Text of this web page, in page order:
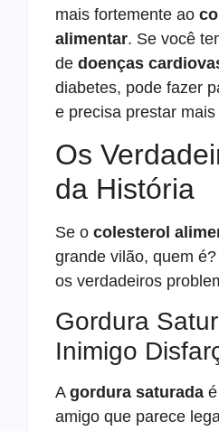
mais fortemente ao
alimentar. Se você
de doenças
diabetes, pode fazer
e precisa prestar
Os
da História
Se o colesterol
grande vilão, quem
os verdadeiros
Gordura
Inimigo
A gordura saturada
amigo que parece